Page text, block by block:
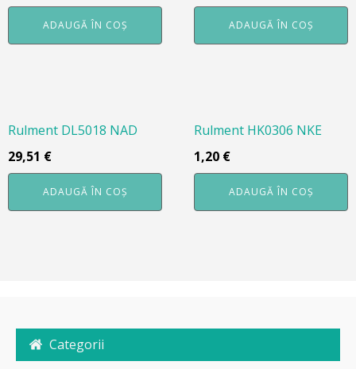
Categorii
ADAUGĂ ÎN COȘ ADAUGĂ ÎN COȘ
Rulment DL5018 NAD
29,51 €
ADAUGĂ ÎN COȘ
Rulment HK0306 NKE
1,20 €
ADAUGĂ ÎN COȘ